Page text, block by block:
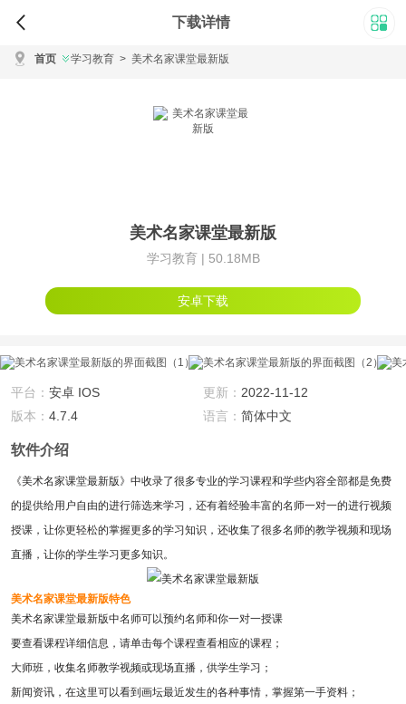
下载详情
首页 学习教育 > 美术名家课堂最新版
美术名家课堂最新版
学习教育 | 50.18MB
安卓下载
平台： 安卓 IOS 更新： 2022-11-12
版本： 4.7.4 语言： 简体中文
软件介绍
《美术名家课堂最新版》中收录了很多专业的学习课程和学些内容全部都是免费
的提供给用户自由的进行筛选来学习，还有着经验丰富的名师一对一的进行视频
授课，让你更轻松的掌握更多的学习知识，还收集了很多名师的教学视频和现场
直播，让你的学生学习更多知识。
美术名家课堂最新版特色
美术名家课堂最新版中名师可以预约名师和你一对一授课
要查看课程详细信息，请单击每个课程查看相应的课程；
大师班，收集名师教学视频或现场直播，供学生学习；
新闻资讯，在这里可以看到画坛最近发生的各种事情，掌握第一手资料；